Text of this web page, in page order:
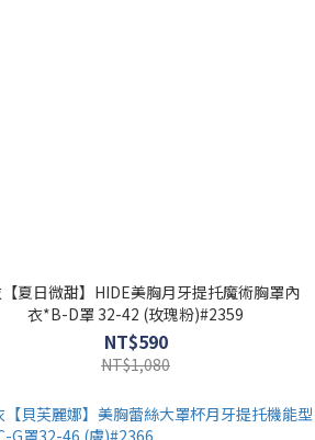
【夏日微甜】HIDE美胸月牙提托魔術胸罩內
衣*B-D罩 32-42 (玫瑰粉)#2359
NT$590
NT$1,080